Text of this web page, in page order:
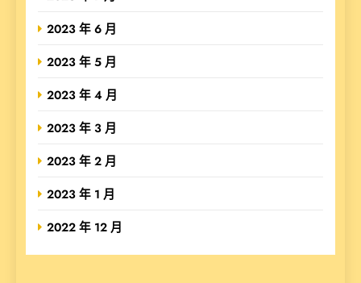
2023 年 6 月
2023 年 5 月
2023 年 4 月
2023 年 3 月
2023 年 2 月
2023 年 1 月
2022 年 12 月